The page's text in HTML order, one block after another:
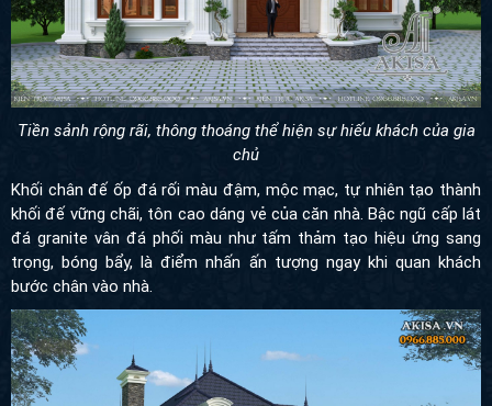
Tiền sảnh rộng rãi, thông thoáng thể hiện sự hiếu khách của gia
chủ
Khối chân đế ốp đá rối màu đậm, mộc mạc, tự nhiên tạo thành
khối đế vững chãi, tôn cao dáng vẻ của căn nhà. Bậc ngũ cấp lát
đá granite vân đá phối màu như tấm thảm tạo hiệu ứng sang
trọng, bóng bẩy, là điểm nhấn ấn tượng ngay khi quan khách
bước chân vào nhà.